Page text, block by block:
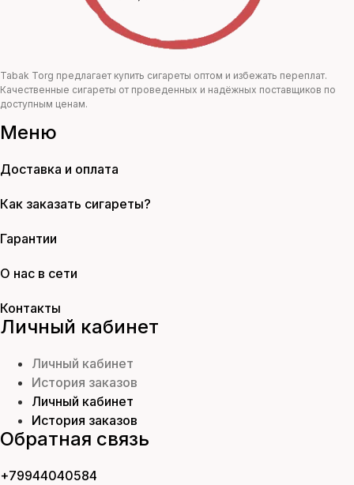
Tabak Torg предлагает купить сигареты оптом и избежать переплат.
Качественные сигареты от проведенных и надёжных поставщиков по
доступным ценам.
Меню
Доставка и оплата
Как заказать сигареты?
Гарантии
О нас в сети
Контакты
Личный кабинет
Личный кабинет
История заказов
Личный кабинет
История заказов
Обратная связь
+79944040584